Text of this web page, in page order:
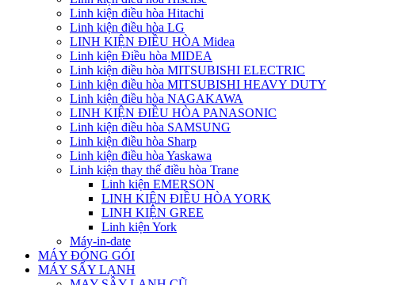
Linh kiện điều hòa Hitachi
Linh kiện điều hòa LG
LINH KIỆN ĐIỀU HÒA Midea
Linh kiện Điều hòa MIDEA
Linh kiện điều hòa MITSUBISHI ELECTRIC
Linh kiện điều hòa MITSUBISHI HEAVY DUTY
Linh kiện điều hòa NAGAKAWA
LINH KIỆN ĐIỀU HÒA PANASONIC
Linh kiện điều hòa SAMSUNG
Linh kiện điều hòa Sharp
Linh kiện điều hòa Yaskawa
Linh kiện thay thế điều hòa Trane
Linh kiện EMERSON
LINH KIỆN ĐIỀU HÒA YORK
LINH KIỆN GREE
Linh kiện York
Máy-in-date
MÁY ĐÓNG GÓI
MÁY SẤY LẠNH